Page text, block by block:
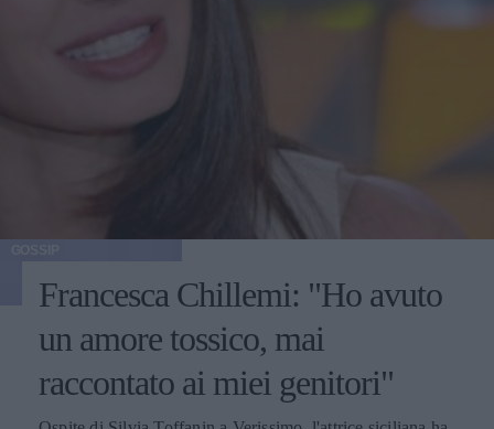
Francesca Chillemi: "Ho avuto
un amore tossico, mai
raccontato ai miei genitori"